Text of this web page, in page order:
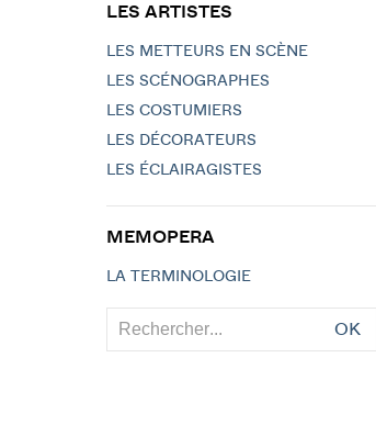
LES ARTISTES
LES METTEURS EN SCÈNE
LES SCÉNOGRAPHES
LES COSTUMIERS
LES DÉCORATEURS
LES ÉCLAIRAGISTES
MEMOPERA
LA TERMINOLOGIE
OK